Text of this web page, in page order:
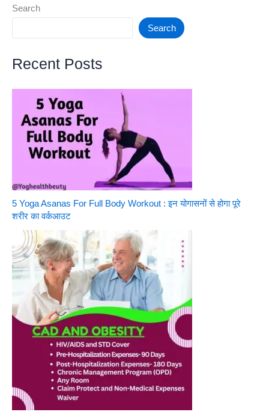
Season
2
YouTuber
Gurugram
who
created
history
Search
Search
Recent Posts
5 Yoga Asanas For Full Body Workout : इन योगासनों से होगा पूरे
शरीर का वर्कआउट